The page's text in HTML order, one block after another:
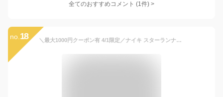
全てのおすすめコメント (1件) >
no. 18 ＼最大1000円クーポン有 4/1限定／ナイキ スターランナー 2 (TDV) スニーカー 男の子 女の子 子供靴 ベビー キッズ ベビーシューズ レーザーブルー/レモンベノム AT1803-403 送料無料 最強翌日配送 evid